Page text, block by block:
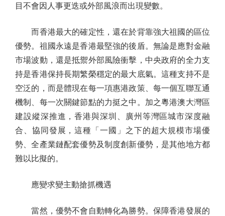
目不會因人事更迭或外部風浪而出現變數。
而香港最大的確定性，還在於背靠強大祖國的區位
優勢。祖國永遠是香港最堅強的後盾。無論是應對金融
市場波動，還是抵禦外部風險衝擊，中央政府的全力支
持是香港保持長期繁榮穩定的最大底氣。這種支持不是
空泛的，而是體現在每一項惠港政策、每一個互聯互通
機制、每一次關鍵節點的力挺之中。加之粵港澳大灣區
建設縱深推進，香港與深圳、廣州等灣區城市深度融
合、協同發展，這種「一國」之下的超大規模市場優
勢、全產業鏈配套優勢及制度創新優勢，是其他地方都
難以比擬的。
應變求變主動搶抓機遇
當然，優勢不會自動轉化為勝勢。保障香港發展的